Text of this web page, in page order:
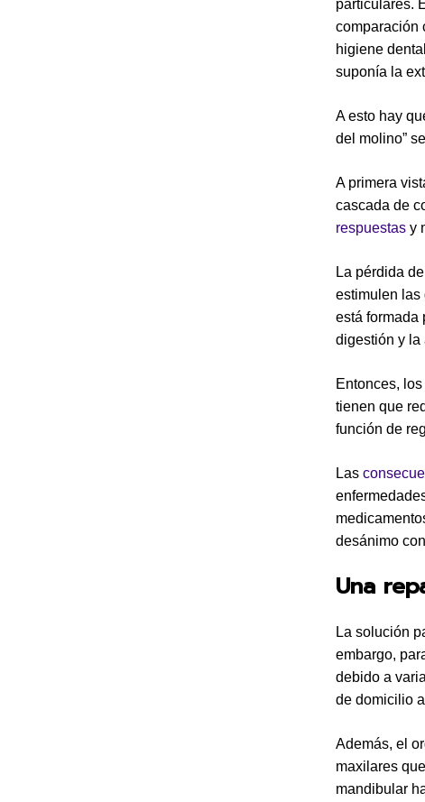
particulares.
comparación
higiene
suponía la
A esto hay
del molino”
A primera
cascada de
respuestas y
La pérdida
estimulen las
está formada
digestión y la
Entonces,
tienen que
función de
Las
desánimo
Una
La solución
embargo,
debido a
de domicilio
Además, el
maxilares
mandibular